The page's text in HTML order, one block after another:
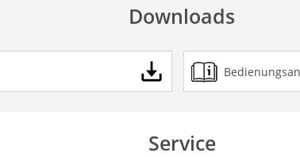
Downloads
Service